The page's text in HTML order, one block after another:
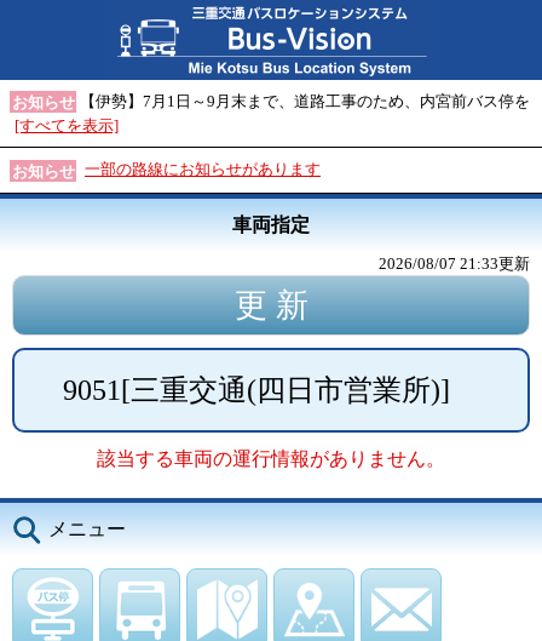
お知らせ
【伊勢】7月1日～9月末まで、道路工事のため、内宮前バス停を
[すべてを表示]
お知らせ 一部の路線にお知らせがあります
車両指定
2026/08/07 21:33更新
9051[三重交通(四日市営業所)]
該当する車両の運行情報がありません。
メニュー